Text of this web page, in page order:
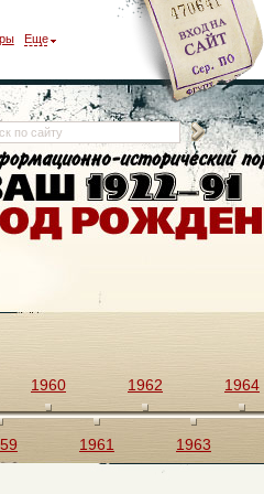
Еще
1960
1961
1962
1963
1964